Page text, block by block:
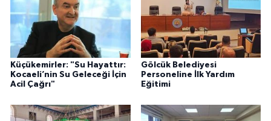
Küçükemirler: "Su Hayattır:
Kocaeli’nin Su Geleceği İçin
Acil Çağrı"
Gölcük Belediyesi
Personeline İlk Yardım
Eğitimi